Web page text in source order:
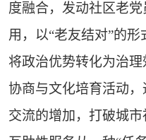
度融合，发动社区老
用，以“老友结对”的形
将政治优势转化为治
协商与文化培育活动
交流的增加，打破城